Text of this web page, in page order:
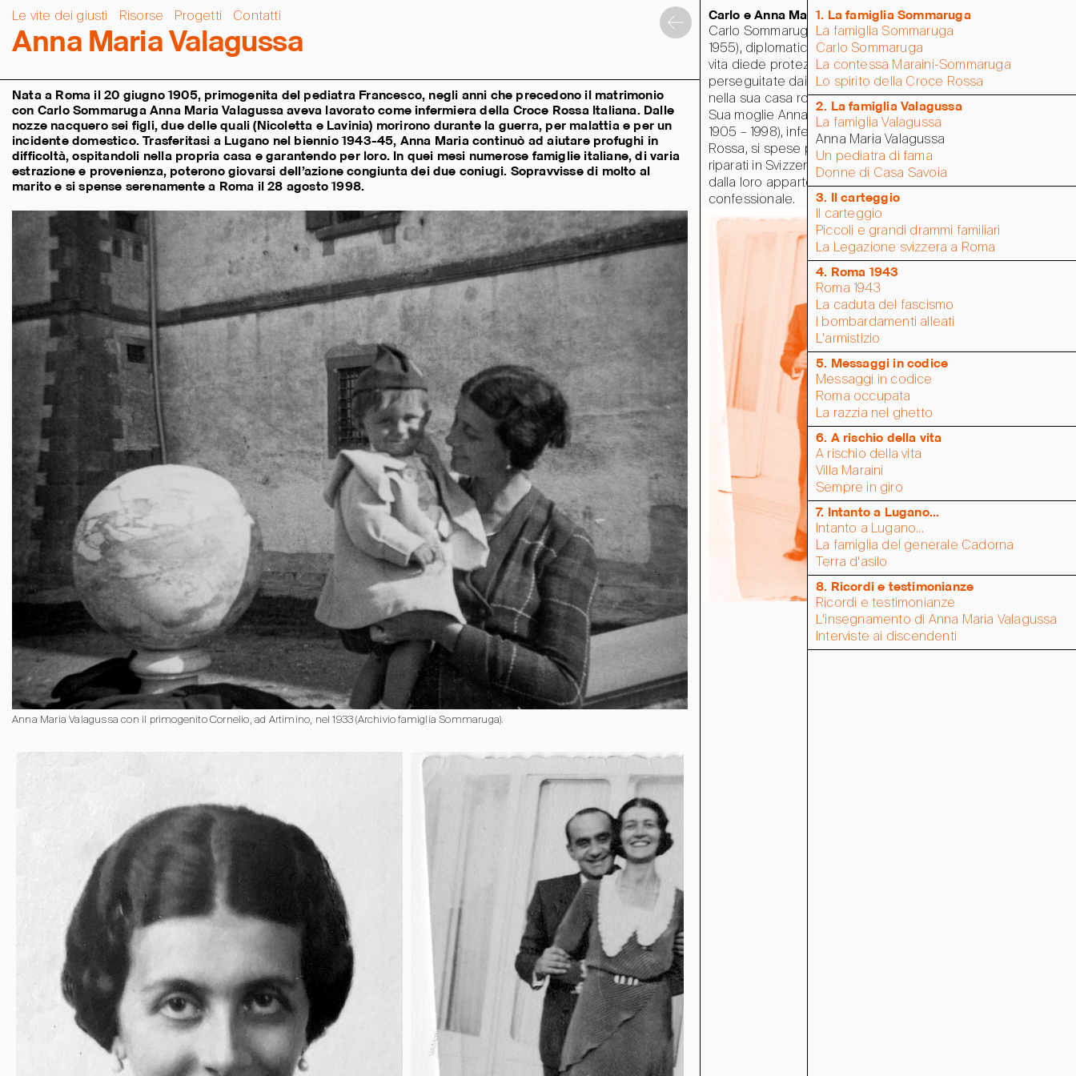
Le vite dei giusti Risorse Progetti Contatti
Anna Maria Valagussa
Nata a Roma il 20 giugno 1905, primogenita del pediatra Francesco, negli anni che precedono il matrimonio
con Carlo Sommaruga Anna Maria Valagussa aveva lavorato come infermiera della Croce Rossa Italiana. Dalle
nozze nacquero sei figli, due delle quali (Nicoletta e Lavinia) morirono durante la guerra, per malattia e per un
incidente domestico. Trasferitasi a Lugano nel biennio 1943-45, Anna Maria continuò ad aiutare profughi in
difficoltà, ospitandoli nella propria casa e garantendo per loro. In quei mesi numerose famiglie italiane, di varia
estrazione e provenienza, poterono giovarsi dell’azione congiunta dei due coniugi. Sopravvisse di molto al
marito e si spense serenamente a Roma il 28 agosto 1998.
Anna Maria Valagussa con il primogenito Cornelio, ad Artimino, nel 1933 (Archivio famiglia Sommaruga).
Carlo e Anna Maria Sommaruga
Carlo Sommaruga (Lugano 1902 – Roma
1955), diplomatico svizzero, a rischio della
vita diede protezione a famiglie ebree
perseguitate dai nazifascisti, ospitandole
nella sua casa romana e a Villa Maraini.
Sua moglie Anna Maria Valagussa (Roma
1905 – 1998), infermiera della Croce
Rossa, si spese per aiutare rifugiati italiani
riparati in Svizzera, indipendentemente
dalla loro appartenenza sociale, politica o
confessionale.
1. La famiglia Sommaruga
La famiglia Sommaruga
Carlo Sommaruga
La contessa Maraini-Sommaruga
Lo spirito della Croce Rossa
2. La famiglia Valagussa
La famiglia Valagussa
Anna Maria Valagussa
Un pediatra di fama
Donne di Casa Savoia
3. Il carteggio
Il carteggio
Piccoli e grandi drammi familiari
La Legazione svizzera a Roma
4. Roma 1943
Roma 1943
La caduta del fascismo
I bombardamenti alleati
L'armistizio
5. Messaggi in codice
Messaggi in codice
Roma occupata
La razzia nel ghetto
6. A rischio della vita
A rischio della vita
Villa Maraini
Sempre in giro
7. Intanto a Lugano...
Intanto a Lugano...
La famiglia del generale Cadorna
Terra d'asilo
8. Ricordi e testimonianze
Ricordi e testimonianze
L'insegnamento di Anna Maria Valagussa
Interviste ai discendenti